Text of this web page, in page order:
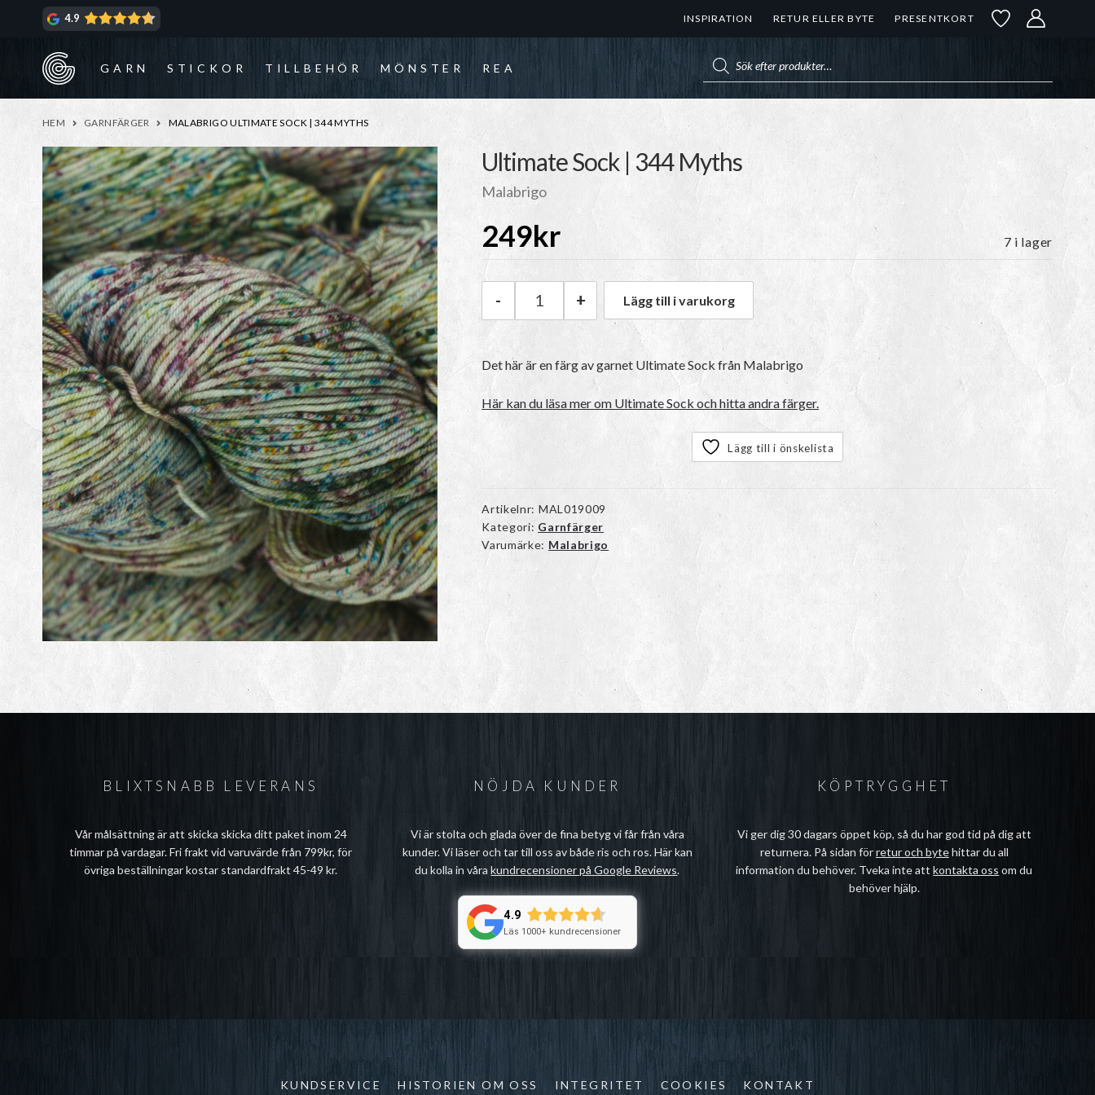
4.9 INSPIRATION RETUR ELLER BYTE PRESENTKORT
GARN STICKOR TILLBEHÖR MÖNSTER REA
HEM GARNFÄRGER MALABRIGO ULTIMATE SOCK | 344 MYTHS
Ultimate Sock | 344 Myths
Malabrigo
249kr 7 i lager
Malabrigo Ultimate Sock | 344 Myths mängd
- + Lägg till i varukorg
Det här är en färg av garnet Ultimate Sock från Malabrigo
Här kan du läsa mer om Ultimate Sock och hitta andra färger.
Lägg till i önskelista
Artikelnr: MAL019009
Kategori: Garnfärger
Varumärke: Malabrigo
BLIXTSNABB LEVERANS
Vår målsättning är att skicka skicka ditt paket inom 24
timmar på vardagar. Fri frakt vid varuvärde från 799kr, för
övriga beställningar kostar standardfrakt 45-49 kr.
NÖJDA KUNDER
Vi är stolta och glada över de fina betyg vi får från våra
kunder. Vi läser och tar till oss av både ris och ros. Här kan
du kolla in vårakundrecensioner på Google Reviews.
4.9
Läs 1000+ kundrecensioner
KÖPTRYGGHET
Vi ger dig 30 dagars öppet köp, så du har god tid på dig att
returnera. På sidan förretur och bytehittar du all
information du behöver. Tveka inte attkontakta oss om du
behöver hjälp.
KUNDSERVICE HISTORIEN OM OSS INTEGRITET COOKIES KONTAKT